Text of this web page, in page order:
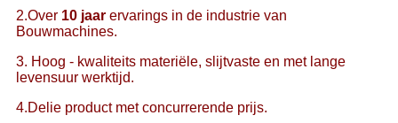
2.Over 10 jaar ervarings in de industrie van
Bouwmachines.
3. Hoog - kwaliteits materiële, slijtvaste en met lange
levensuur werktijd.
4.Delie product met concurrerende prijs.